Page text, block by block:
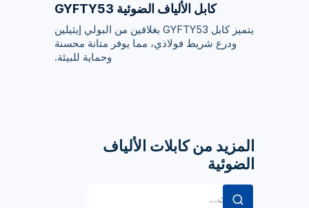
كابل الألياف الضوئية GYFTY53
يتميز كابل GYFTY53 بغلافين من البولي إيثيلين
ودرع شريط فولاذي، مما يوفر متانة محسنة
وحماية للبيئة.
المزيد من كابلات الألياف
الضوئية
البحث
عن: